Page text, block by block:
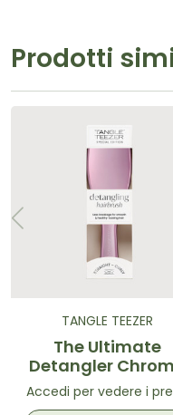
Prodotti
TANGLE TEEZER
The Ultimate
Detangler
Mauve Copper
Spazzola
Accedi per vedere i